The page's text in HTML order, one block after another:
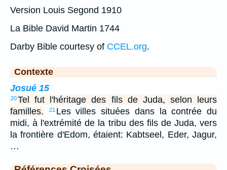
Version Louis Segond 1910
La Bible David Martin 1744
Darby Bible courtesy of CCEL.org.
Contexte
Josué 15
20Tel fut l'héritage des fils de Juda, selon leurs
familles.
21 Les villes situées dans la contrée du
midi, à l'extrémité de la tribu des fils de Juda, vers
la frontière d'Edom, étaient: Kabtseel, Eder, Jagur,
…